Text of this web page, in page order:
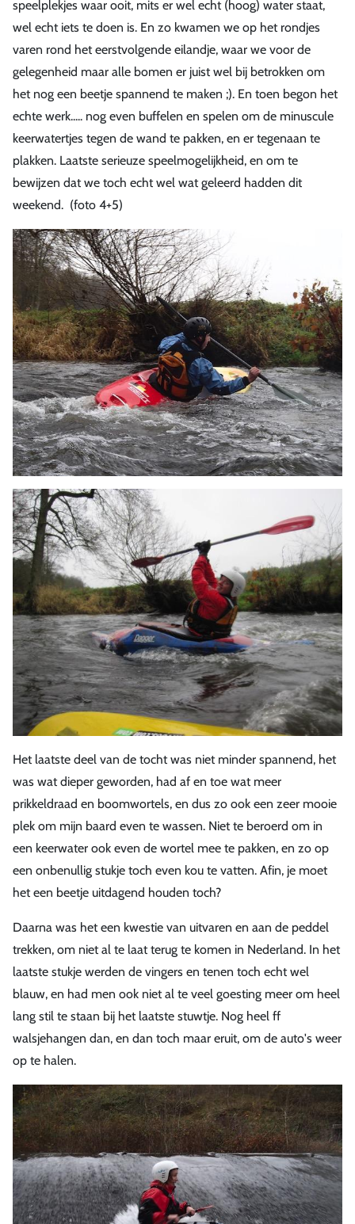
speelplekjes waar ooit, mits er wel echt (hoog) water staat,
wel echt iets te doen is. En zo kwamen we op het rondjes
varen rond het eerstvolgende eilandje, waar we voor de
gelegenheid maar alle bomen er juist wel bij betrokken om
het nog een beetje spannend te maken ;). En toen begon het
echte werk..... nog even buffelen en spelen om de minuscule
keerwatertjes tegen de wand te pakken, en er tegenaan te
plakken. Laatste serieuze speelmogelijkheid, en om te
bewijzen dat we toch echt wel wat geleerd hadden dit
weekend. (foto 4+5)
Het laatste deel van de tocht was niet minder spannend, het
was wat dieper geworden, had af en toe wat meer
prikkeldraad en boomwortels, en dus zo ook een zeer mooie
plek om mijn baard even te wassen. Niet te beroerd om in
een keerwater ook even de wortel mee te pakken, en zo op
een onbenullig stukje toch even kou te vatten. Afin, je moet
het een beetje uitdagend houden toch?
Daarna was het een kwestie van uitvaren en aan de peddel
trekken, om niet al te laat terug te komen in Nederland. In het
laatste stukje werden de vingers en tenen toch echt wel
blauw, en had men ook niet al te veel goesting meer om heel
lang stil te staan bij het laatste stuwtje. Nog heel ff
walsjehangen dan, en dan toch maar eruit, om de auto's weer
op te halen.